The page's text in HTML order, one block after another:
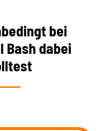
bei
Bash dabei